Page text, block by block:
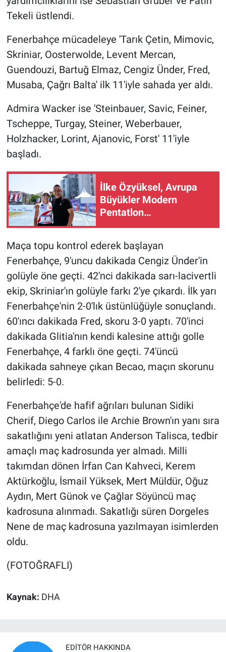
Tekeli üstlendi.
Fenerbahçe mücadeleye 'Tarık Çetin, Mimovic,
Skriniar, Oosterwolde, Levent Mercan,
Guendouzi, Bartuğ Elmaz, Cengiz Ünder, Fred,
Musaba, Çağrı Balta' ilk 11'iyle sahada yer aldı.
Admira Wacker ise 'Steinbauer, Savic, Feiner,
Tscheppe, Turgay, Steiner, Weberbauer,
Holzhacker, Lorint, Ajanovic, Forst' 11'iyle
başladı.
İlke Özyüksel, Avrupa
Büyükler Modern
Pentatlon
Şampiyonası'nda finale
Maça topu kontrol ederek başlayan
Fenerbahçe, 9'uncu dakikada Cengiz Ünder'in
golüyle öne geçti. 42'nci dakikada sarı-lacivertli
ekip, Skriniar'ın golüyle farkı 2'ye çıkardı. İlk yarı
Fenerbahçe'nin 2-0'lık üstünlüğüyle sonuçlandı.
60'ıncı dakikada Fred, skoru 3-0 yaptı. 70'inci
dakikada Glitia'nın kendi kalesine attığı golle
Fenerbahçe, 4 farklı öne geçti. 74'üncü
dakikada sahneye çıkan Becao, maçın skorunu
belirledi: 5-0.
Fenerbahçe'de hafif ağrıları bulunan Sidiki
Cherif, Diego Carlos ile Archie Brown'ın yanı sıra
sakatlığını yeni atlatan Anderson Talisca, tedbir
amaçlı maç kadrosunda yer almadı. Milli
takımdan dönen İrfan Can Kahveci, Kerem
Aktürkoğlu, İsmail Yüksek, Mert Müldür, Oğuz
Aydın, Mert Günok ve Çağlar Söyüncü maç
kadrosuna alınmadı. Sakatlığı süren Dorgeles
Nene de maç kadrosuna yazılmayan isimlerden
oldu.
(FOTOĞRAFLI)
Kaynak: DHA
EDITÖR HAKKINDA